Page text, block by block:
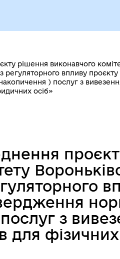
рішення виконавчого
регуляторного впливу
) послуг з
осіб»
з
для